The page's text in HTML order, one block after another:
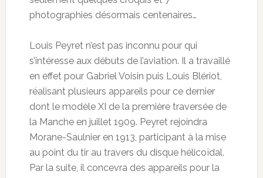
photographies désormais centenaires…
Louis Peyret n’est pas inconnu pour qui
s’intéresse aux débuts de l’aviation. Il a travaillé
en effet pour Gabriel Voisin puis Louis Blériot,
réalisant plusieurs appareils pour ce dernier
dont le modèle XI de la première traversée de
la Manche en juillet 1909. Peyret rejoindra
Morane-Saulnier en 1913, participant à la mise
au point du tir au travers du disque hélicoïdal.
Par la suite, il concevra des appareils pour la